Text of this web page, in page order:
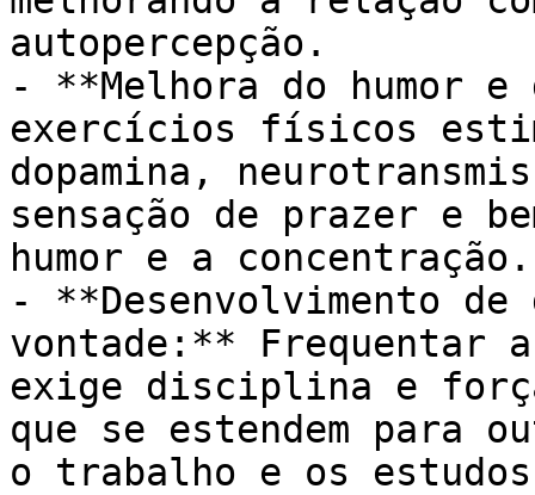
autopercepção.
- **Melhora do humor e
exercícios físicos
dopamina,
sensação de prazer e
humor e a concentração.
- **Desenvolvimento
vontade:** Frequentar
exige disciplina e
que se estendem para
o trabalho e os